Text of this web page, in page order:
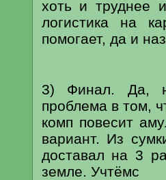
хоть и труднее
логистика на
помогает, да и
3) Финал. Да,
проблема в том,
комп повесит
вариант. Из
доставал на 3
земле. Учтёмс